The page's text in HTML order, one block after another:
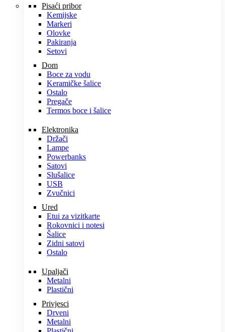
Pisaći pribor
Kemijske
Markeri
Olovke
Pakiranja
Setovi
Dom
Boce za vodu
Keramičke šalice
Ostalo
Pregače
Termos boce i šalice
Elektronika
Držači
Lampe
Powerbanks
Satovi
Slušalice
USB
Zvučnici
Ured
Etui za vizitkarte
Rokovnici i notesi
Šalice
Zidni satovi
Ostalo
Upaljači
Metalni
Plastični
Privjesci
Drveni
Metalni